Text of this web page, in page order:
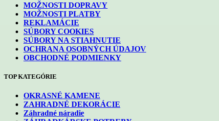
MOŽNOSTI DOPRAVY
MOŽNOSTI PLATBY
REKLAMÁCIE
SÚBORY COOKIES
SÚBORY NA STIAHNUTIE
OCHRANA OSOBNÝCH ÚDAJOV
OBCHODNÉ PODMIENKY
TOP KATEGÓRIE
OKRASNÉ KAMENE
ZAHRADNÉ DEKORÁCIE
Záhradné náradie